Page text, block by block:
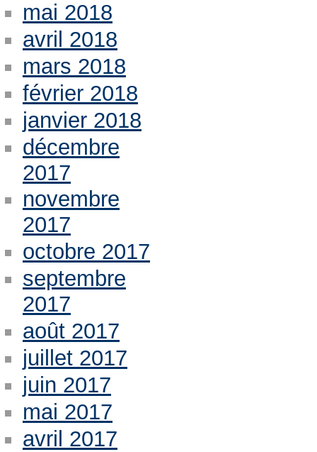
mai 2018
avril 2018
mars 2018
février 2018
janvier 2018
décembre
2017
novembre
2017
octobre 2017
septembre
2017
août 2017
juillet 2017
juin 2017
mai 2017
avril 2017